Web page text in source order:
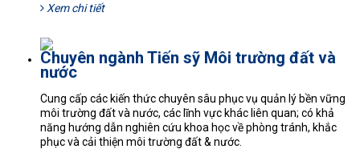
Xem chi tiết
Chuyên ngành Tiến sỹ Môi trường đất và
nước
Cung cấp các kiến thức chuyên sâu phục vụ quản lý bền vững
môi trường đất và nước, các lĩnh vực khác liên quan; có khả
năng hướng dẫn nghiên cứu khoa học về phòng tránh, khắc
phục và cải thiện môi trường đất & nước.